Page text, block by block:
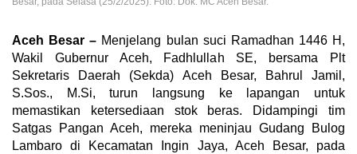
Aceh Besar – Menjelang bulan suci Ramadhan 1446 H,
Wakil Gubernur Aceh, Fadhlullah SE, bersama Plt
Sekretaris Daerah (Sekda) Aceh Besar, Bahrul Jamil,
S.Sos., M.Si, turun langsung ke lapangan untuk
memastikan ketersediaan stok beras. Didampingi tim
Satgas Pangan Aceh, mereka meninjau Gudang Bulog
Lambaro di Kecamatan Ingin Jaya, Aceh Besar, pada